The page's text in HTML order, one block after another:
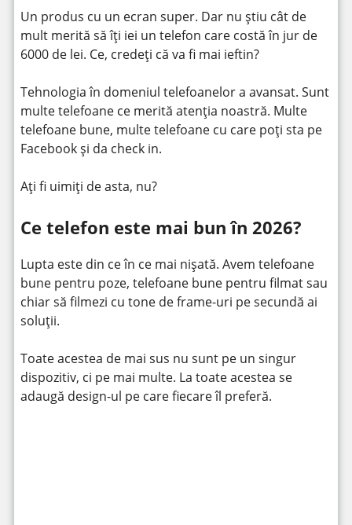
Un produs cu un ecran super. Dar nu știu cât de
mult merită să îți iei un telefon care costă în jur de
6000 de lei. Ce, credeți că va fi mai ieftin?
Tehnologia în domeniul telefoanelor a avansat. Sunt
multe telefoane ce merită atenția noastră. Multe
telefoane bune, multe telefoane cu care poți sta pe
Facebook și da check in.
Ați fi uimiți de asta, nu?
Ce telefon este mai bun în 2026?
Lupta este din ce în ce mai nișată. Avem telefoane
bune pentru poze, telefoane bune pentru filmat sau
chiar să filmezi cu tone de frame-uri pe secundă ai
soluții.
Toate acestea de mai sus nu sunt pe un singur
dispozitiv, ci pe mai multe. La toate acestea se
adaugă design-ul pe care fiecare îl preferă.